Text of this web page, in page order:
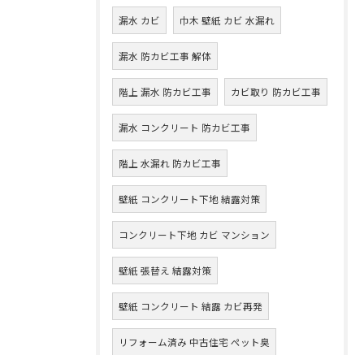
漏水 カビ 巾木 壁紙 カビ 水漏れ
漏水 防カビ工事 解体
階上 漏水 防カビ工事 カビ取り 防カビ工事
漏水 コンクリート 防カビ工事
階上 水漏れ 防カビ工事
壁紙 コンクリート下地 結露対策
コンクリート下地 カビ マンション
壁紙 張替え 結露対策
壁紙 コンクリート 結露 カビ再発
リフォーム済み 中古住宅 ペット臭